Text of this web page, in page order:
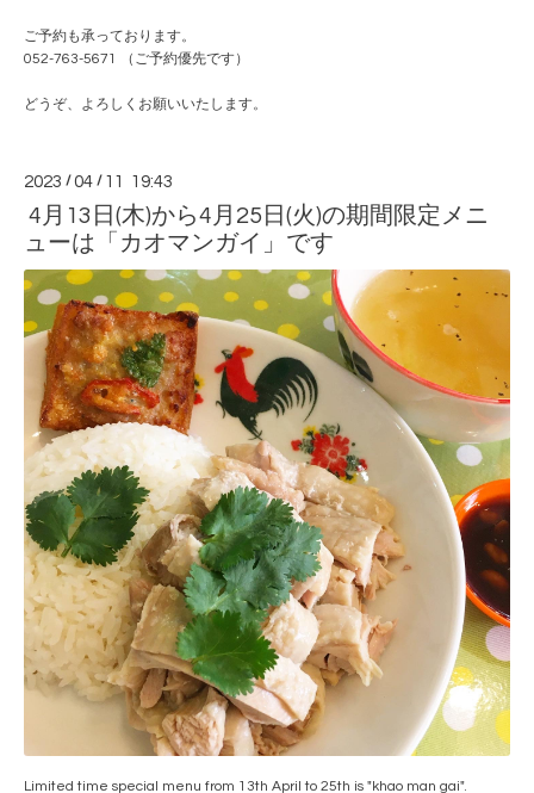
ご予約も承っております。
052-763-5671 （ご予約優先です）
どうぞ、よろしくお願いいたします。
2023 /04 / 11 19:43
4月13日(木)から4月25日(火)の期間限定メニ
ューは「カオマンガイ」です
Limited time special menu from 13th April to 25th is "khao man gai".